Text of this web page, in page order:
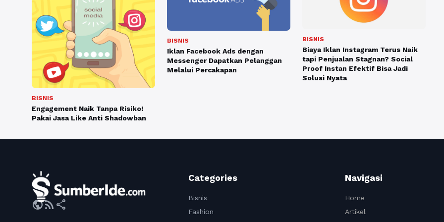
BISNIS
Engagement Naik Tanpa Risiko!
Pakai Jasa Like Anti Shadowban
BISNIS
Iklan Facebook Ads dengan
Messenger Dapatkan Pelanggan
Melalui Percakapan
BISNIS
Biaya Iklan Instagram Terus Naik
tapi Penjualan Stagnan? Social
Proof Instan Efektif Bisa Jadi
Solusi Nyata
publicrss_feed share
Categories
Bisnis
Fashion
Navigasi
Home
Artikel